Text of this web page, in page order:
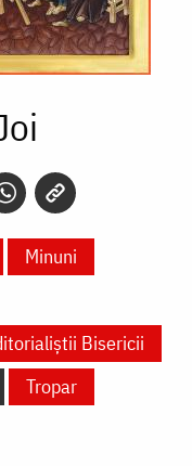
Minuni
Bisericii
Tropar